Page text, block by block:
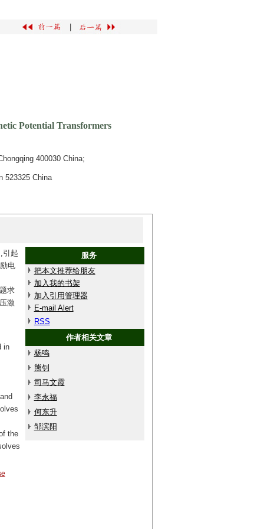
Potential Transformers
400030 China;
523325 China
引起
电
求
激
服务
把本文推荐给朋友
加入我的书架
加入引用管理器
E-mail Alert
RSS
作者相关文章
杨鸣
熊钊
司马文霞
李永福
何东升
邹滨阳
in
the